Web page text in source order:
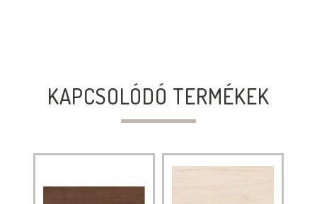
KAPCSOLÓDÓ TERMÉKEK